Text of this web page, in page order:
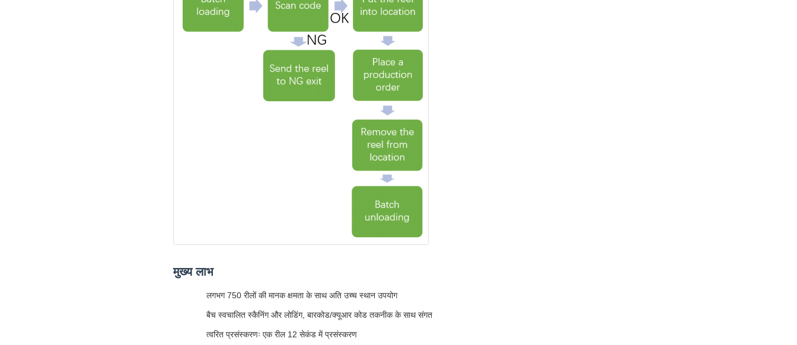
मुख्य लाभ
लगभग 750 रीलों की मानक क्षमता के साथ अति उच्च स्थान उपयोग
बैच स्वचालित स्कैनिंग और लोडिंग, बारकोड/क्यूआर कोड तकनीक के साथ संगत
त्वरित प्रसंस्करणः एक रील 12 सेकंड में प्रसंस्करण